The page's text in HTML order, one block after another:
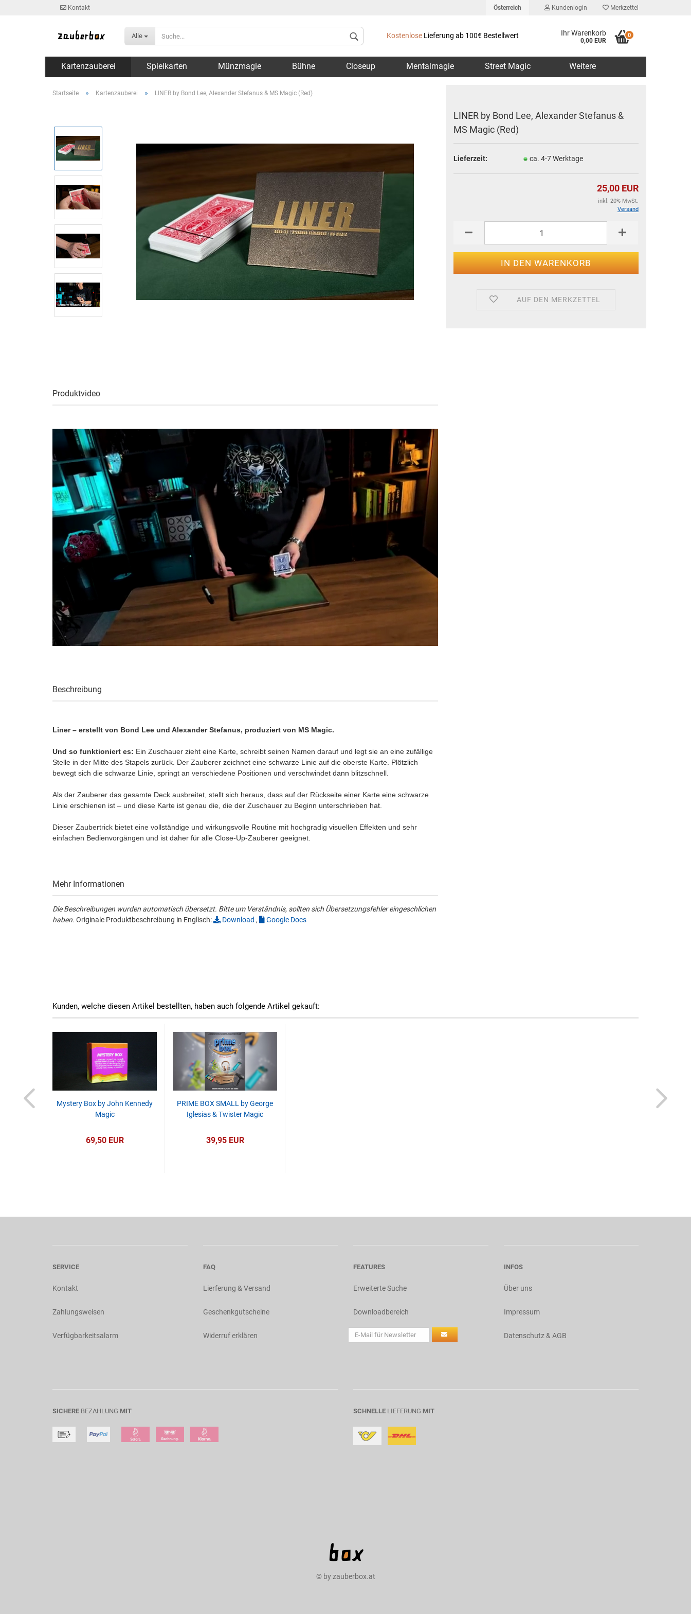
Kontakt Österreich
Lieferland
Kundenlogin Merkzettel
Alle Kostenlose Lieferung ab 100€ Bestellwert Ihr Warenkorb
0,00 EUR
0
Kartenzauberei Spielkarten Münzmagie Bühne Closeup Mentalmagie Street Magic Weitere
Startseite » Kartenzauberei » LINER by Bond Lee, Alexander Stefanus & MS Magic (Red)
LINER by Bond Lee, Alexander Stefanus &
MS Magic (Red)
Lieferzeit: ca. 4-7 Werktage
25,00 EUR
inkl. 20% MwSt.
Versand
AUF DEN MERKZETTEL
Produktvideo
Beschreibung
Liner – erstellt von Bond Lee und Alexander Stefanus, produziert von MS Magic.
Und so funktioniert es: Ein Zuschauer zieht eine Karte, schreibt seinen Namen darauf und legt sie an eine zufällige
Stelle in der Mitte des Stapels zurück. Der Zauberer zeichnet eine schwarze Linie auf die oberste Karte. Plötzlich
bewegt sich die schwarze Linie, springt an verschiedene Positionen und verschwindet dann blitzschnell.
Als der Zauberer das gesamte Deck ausbreitet, stellt sich heraus, dass auf der Rückseite einer Karte eine schwarze
Linie erschienen ist – und diese Karte ist genau die, die der Zuschauer zu Beginn unterschrieben hat.
Dieser Zaubertrick bietet eine vollständige und wirkungsvolle Routine mit hochgradig visuellen Effekten und sehr
einfachen Bedienvorgängen und ist daher für alle Close-Up-Zauberer geeignet.
Mehr Informationen
Die Beschreibungen wurden automatisch übersetzt. Bitte um Verständnis, sollten sich Übersetzungsfehler eingeschlichen
haben. Originale Produktbeschreibung in Englisch: Download , Google Docs
Kunden, welche diesen Artikel bestellten, haben auch folgende Artikel gekauft:
Mystery Box by John Kennedy
Magic
69,50 EUR
PRIME BOX SMALL by George
Iglesias & Twister Magic
39,95 EUR
SERVICE
Kontakt
Zahlungsweisen
Verfügbarkeitsalarm
FAQ
Lierferung & Versand
Geschenkgutscheine
Widerruf erklären
FEATURES
Erweiterte Suche
Downloadbereich
INFOS
Über uns
Impressum
Datenschutz & AGB
SICHERE BEZAHLUNG MIT SCHNELLE LIEFERUNG MIT
© by zauberbox.at